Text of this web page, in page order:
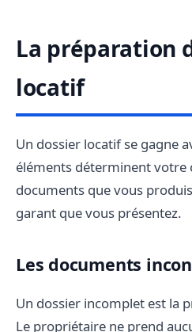
La préparation
locatif
Un dossier locatif se gagne
éléments déterminent votre
documents que vous
garant que vous présentez.
Les documents
Un dossier incomplet est la
Le propriétaire ne prend